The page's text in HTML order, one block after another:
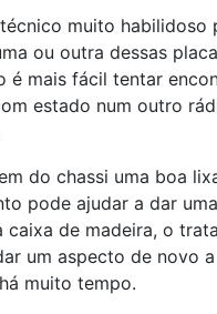
muito habilidoso
ou outra dessas
é mais fácil tentar
estado num outro
do chassi uma boa
pode ajudar a dar
caixa de madeira, o
um aspecto de novo
muito tempo.